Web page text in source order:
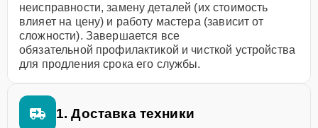
неисправности, замену деталей (их стоимость
влияет на цену) и работу мастера (зависит от
сложности). Завершается все
обязательной профилактикой и чисткой устройства
для продления срока его службы.
1. Доставка техники